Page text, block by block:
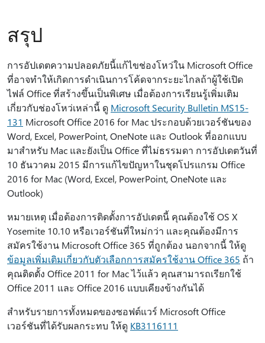
สรุป
การอัปเดตความปลอดภัยนี้แก้ไขช่องโหว่ใน Microsoft Office
ที่อาจทําให้เกิดการดําเนินการโค้ดจากระยะไกลถ้าผู้ใช้เปิด
ไฟล์ Office ที่สร้างขึ้นเป็นพิเศษ เมื่อต้องการเรียนรู้เพิ่มเติม
เกี่ยวกับช่องโหว่เหล่านี้ ดู Microsoft Security Bulletin MS15-
131 Microsoft Office 2016 for Mac ประกอบด้วยเวอร์ชันของ
Word, Excel, PowerPoint, OneNote และ Outlook ที่ออกแบบ
มาสําหรับ Mac และยังเป็น Office ที่ไม่ธรรมดา การอัปเดตวันที่
10 ธันวาคม 2015 มีการแก้ไขปัญหาในชุดโปรแกรม Office
2016 for Mac (Word, Excel, PowerPoint, OneNote และ
Outlook)
หมายเหตุ เมื่อต้องการติดตั้งการอัปเดตนี้ คุณต้องใช้ OS X
Yosemite 10.10 หรือเวอร์ชันที่ใหม่กว่า และคุณต้องมีการ
สมัครใช้งาน Microsoft Office 365 ที่ถูกต้อง นอกจากนี้ ให้ดู
ข้อมูลเพิ่มเติมเกี่ยวกับตัวเลือกการสมัครใช้งาน Office 365 ถ้า
คุณติดตั้ง Office 2011 for Mac ไว้แล้ว คุณสามารถเรียกใช้
Office 2011 และ Office 2016 แบบเคียงข้างกันได้
สําหรับรายการทั้งหมดของซอฟต์แวร์ Microsoft Office
เวอร์ชันที่ได้รับผลกระทบ ให้ดู KB3116111